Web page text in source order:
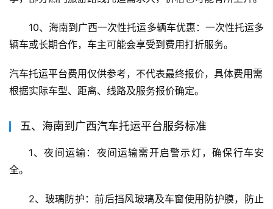
10、海南到广西一次性托运多辆车优惠：一次性托运多
辆车或长期合作，车主可能会享受到费用打折服务。
汽车托运平台费用仅供参考，不代表最终报价，具体费用需
根据实际车型、距离、线路及服务报价确定。
五、海南到广西汽车托运平台服务标准
1、夜间运输：夜间运输需开启警示灯，确保行车安
全。
2、玻璃防护：前后挡风玻璃及车窗使用防护膜，防止